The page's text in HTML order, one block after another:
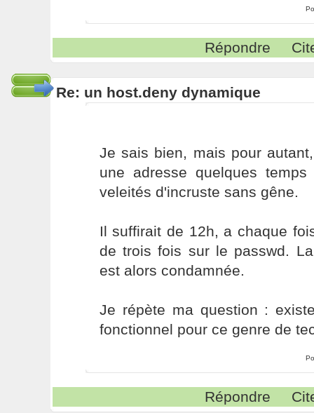
Répondre
Re: un host.deny dynamique
Je sais bien, mais pour
une adresse quelques
veleités d'incruste sans gêne.
Il suffirait de 12h, a chaque
de trois fois sur le passwd.
est alors condamnée.
Je répète ma question :
fonctionnel pour ce genre de
Répondre